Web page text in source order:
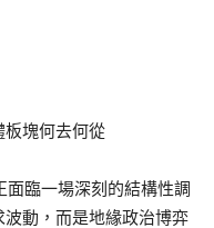
板塊何去何從
面臨一場深刻的結構性調
動，而是地緣政治博弈